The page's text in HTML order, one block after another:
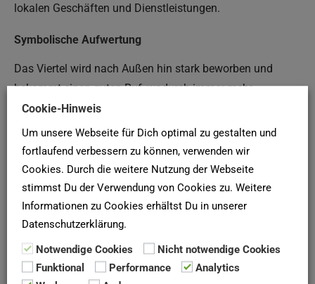
lokalen Geschäften und Dienstleistungen.
Symbolische Aufwertung
Das Viertel wird nach Außen hin stark beworben und
bekommt einen guten Ruf, wodurch immer mehr
Menschen dort wohnen wollen.
Gentrifizierung in Berlin
Das Berliner Paradebeispiel fürGentrifizierungist der
OrtsteilPrenzlauer Berg,in dem sich mittlerweile über die
letzten 20 Jahre eine neue Berliner Subkultur entwickelt
und etabliert hat, deren Mitglieder häufig aus Baden-
Württemberg kommen.
Cookie-Hinweis
Um unsere Webseite für Dich optimal zu gestalten und
fortlaufend verbessern zu können, verwenden wir
Cookies. Durch die weitere Nutzung der Webseite
stimmst Du der Verwendung von Cookies zu. Weitere
Informationen zu Cookies erhältst Du in unserer
Datenschutzerklärung.
Notwendige Cookies
Nicht notwendige Cookies
Funktional
Performance
Analytics